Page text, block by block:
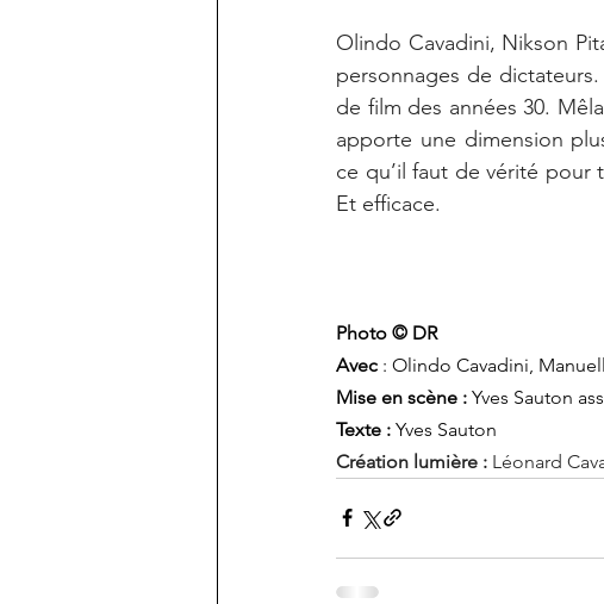
Olindo Cavadini, Nikson
personnages de
de film des années 30.
apporte une dimension
ce qu’il faut de vérité pour
Et efficace.
Photo © DR
Avec : Olindo Cavadini,
Mise en scène : Yves Sauton
Texte : Yves Sauton
Création lumière : Léonard